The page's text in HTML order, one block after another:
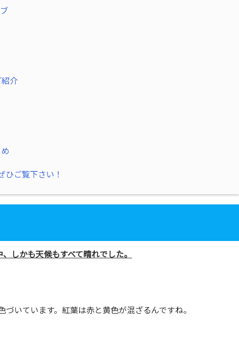
紹介
ひご覧下さい！
しかも天候もすべて晴れでした。
づいています。紅葉は赤と黄色が混ざるんですね。